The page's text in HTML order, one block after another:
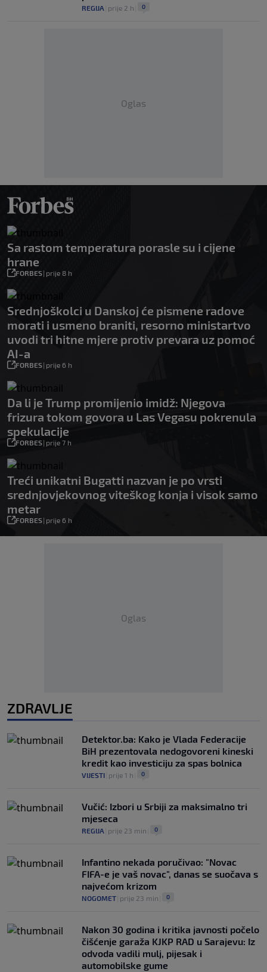
REGIJA prije 2 h 0
Oglas
Sa rastom temperatura porasle su i cijene
hrane
FORBES| prije 8 h
Srednjoškolci u Danskoj će pismene radove
morati i usmeno braniti, resorno ministartvo
uvodi tri hitne mjere protiv prevara uz pomoć
AI-a
FORBES| prije 6 h
Da li je Trump promijenio imidž: Njegova
frizura tokom govora u Las Vegasu pokrenula
spekulacije
FORBES| prije 7 h
Treći unikatni Bugatti nazvan je po vrsti
srednjovjekovnog viteškog konja i visok samo
metar
FORBES| prije 6 h
Oglas
ZDRAVLJE
Detektor.ba: Kako je Vlada Federacije
BiH prezentovala nedogovoreni kineski
kredit kao investiciju za spas bolnica
VIJESTI prije 1 h 0
Vučić: Izbori u Srbiji za maksimalno tri
mjeseca
REGIJA prije 23 min 0
Infantino nekada poručivao: "Novac
FIFA-e je vaš novac", danas se suočava s
najvećom krizom
NOGOMET prije 23 min 0
Nakon 30 godina i kritika javnosti počelo
čišćenje garaža KJKP RAD u Sarajevu: Iz
odvoda vadili mulj, pijesak i
automobilske gume